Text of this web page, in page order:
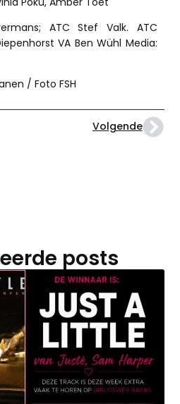
ATC Stef Valk. ATC
VA Ben Wühl Media:
/ Foto FSH
Volgende
posts